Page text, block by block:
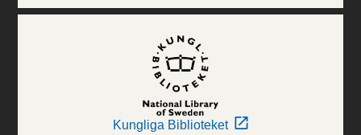
Kungliga Biblioteket